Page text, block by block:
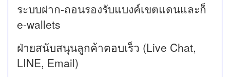
ระบบฝาก-ถอนรองรับแบงค์เขตแดนและก็
e-wallets
ฝ่ายสนับสนุนลูกค้าตอบเร็ว (Live Chat,
LINE, Email)